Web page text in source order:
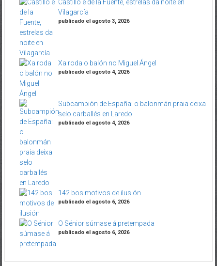
Castillo e de la Fuente, estrelas da noite en
Vilagarcía
publicado el agosto 3, 2026
Xa roda o balón no Miguel Ángel
publicado el agosto 4, 2026
Subcampión de España: o balonmán praia deixa
selo carballés en Laredo
publicado el agosto 4, 2026
142 bos motivos de ilusión
publicado el agosto 6, 2026
O Sénior súmase á pretempada
publicado el agosto 6, 2026